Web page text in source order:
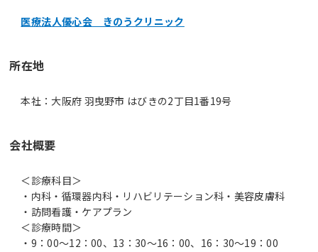
医療法人優心会 きのうクリニック
所在地
本社：大阪府 羽曳野市 はびきの2丁目1番19号
会社概要
＜診療科目＞
・内科・循環器内科・リハビリテーション科・美容皮膚科
・訪問看護・ケアプラン
＜診療時間＞
・9：00～12：00、13：30～16：00、16：30～19：00